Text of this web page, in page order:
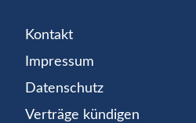
Kontakt
Impressum
Datenschutz
Verträge kündigen